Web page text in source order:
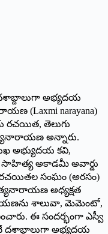
అభ్యదయ
(Laxmi narayana)
రచయిత, తెలుగు
అన్నారు.
అభ్యుదయ కవి,
సాహిత్య అకాడమీ అవార్డు
సంఘం (అరసం)
అధ్యక్షత
శాలువా, మెమెంటో,
ఈ సందర్భంగా ఎస్వీ
దశాబ్దాలుగా అభ్యదయ